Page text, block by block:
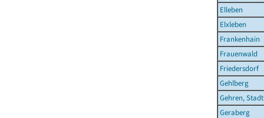
Elleben
Elxleben
Frankenhain
Frauenwald
Friedersdorf
Gehlberg
Gehren, Stadt
Geraberg